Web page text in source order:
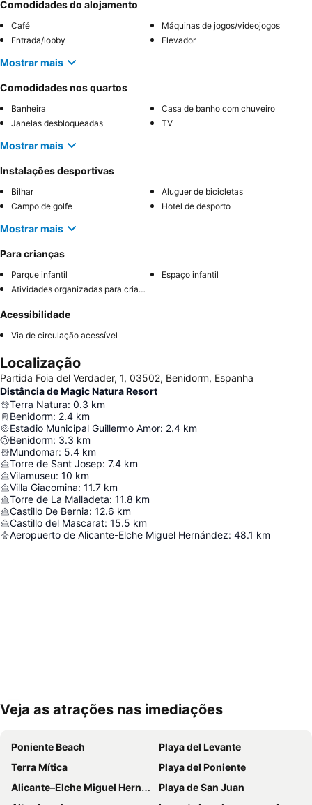
Comodidades do alojamento
Café
Máquinas de jogos/videojogos
Entrada/lobby
Elevador
Mostrar mais
Comodidades nos quartos
Banheira
Casa de banho com chuveiro
Janelas desbloqueadas
TV
Mostrar mais
Instalações desportivas
Bilhar
Aluguer de bicicletas
Campo de golfe
Hotel de desporto
Mostrar mais
Para crianças
Parque infantil
Espaço infantil
Atividades organizadas para crianças
Acessibilidade
Via de circulação acessível
Localização
Partida Foia del Verdader, 1, 03502, Benidorm, Espanha
Distância de Magic Natura Resort
Terra Natura: 0.3 km
Benidorm: 2.4 km
Estadio Municipal Guillermo Amor: 2.4 km
Benidorm: 3.3 km
Mundomar: 5.4 km
Torre de Sant Josep: 7.4 km
Vilamuseu: 10 km
Villa Giacomina: 11.7 km
Torre de La Malladeta: 11.8 km
Castillo De Bernia: 12.6 km
Castillo del Mascarat: 15.5 km
Aeropuerto de Alicante-Elche Miguel Hernández: 48.1 km
Ampliar mapa
Veja as atrações nas imediações
Poniente Beach
Playa del Levante
Terra Mítica
Playa del Poniente
Alicante–Elche Miguel Hernández Airport
Playa de San Juan